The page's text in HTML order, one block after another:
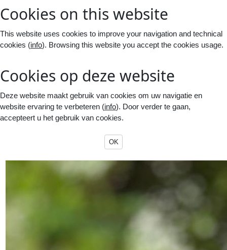
Cookies on this website
This website uses cookies to improve your navigation and technical
cookies (info). Browsing this website you accept the cookies usage.
Cookies op deze website
Deze website maakt gebruik van cookies om uw navigatie en
website ervaring te verbeteren (info). Door verder te gaan,
accepteert u het gebruik van cookies.
OK